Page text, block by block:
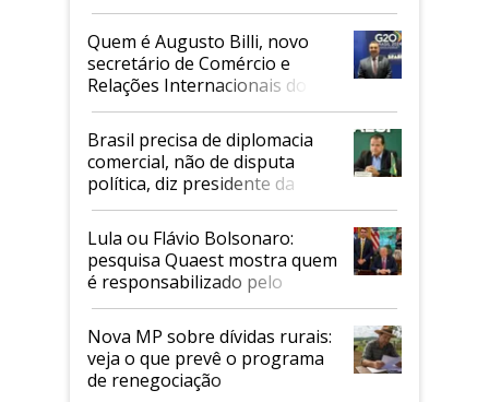
Quem é Augusto Billi, novo
secretário de Comércio e
Relações Internacionais do
Mapa
Brasil precisa de diplomacia
comercial, não de disputa
política, diz presidente da
Faesp
Lula ou Flávio Bolsonaro:
pesquisa Quaest mostra quem
é responsabilizado pelo
tarifaço dos EUA
Nova MP sobre dívidas rurais:
veja o que prevê o programa
de renegociação